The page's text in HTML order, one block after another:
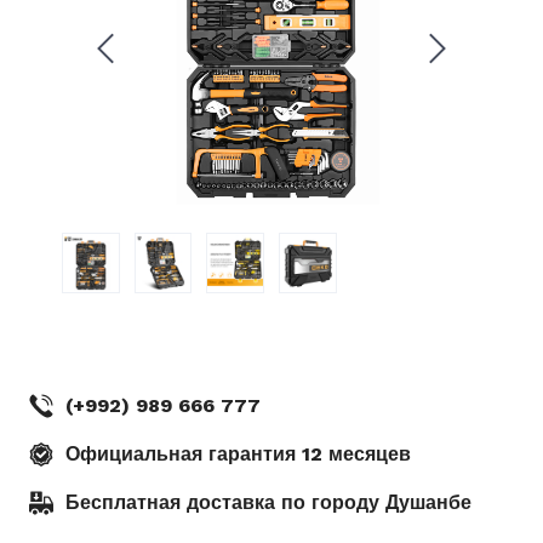
Рудаки 11 Шоурум DEKO
(кинотеатр Ватан) г. Душанбе
(+992) 989 666 777
Официальная гарантия 12 месяцев
Бесплатная доставка по городу Душанбе